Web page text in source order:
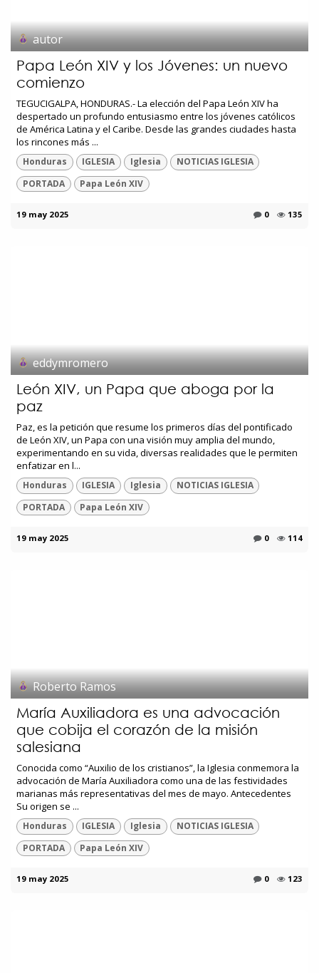
autor
Papa León XIV y los Jóvenes: un nuevo
comienzo
TEGUCIGALPA, HONDURAS.- La elección del Papa León XIV ha
despertado un profundo entusiasmo entre los jóvenes católicos
de América Latina y el Caribe. Desde las grandes ciudades hasta
los rincones más ...
Honduras IGLESIA Iglesia
NOTICIAS IGLESIA
PORTADA
Papa León XIV
19 may 2025 0 135
eddymromero
León XIV, un Papa que aboga por la
paz
Paz, es la petición que resume los primeros días del pontificado
de León XIV, un Papa con una visión muy amplia del mundo,
experimentando en su vida, diversas realidades que le permiten
enfatizar en l...
Honduras IGLESIA Iglesia
NOTICIAS IGLESIA
PORTADA
Papa León XIV
19 may 2025 0 114
Roberto Ramos
María Auxiliadora es una advocación
que cobija el corazón de la misión
salesiana
Conocida como “Auxilio de los cristianos”, la Iglesia conmemora la
advocación de María Auxiliadora como una de las festividades
marianas más representativas del mes de mayo. Antecedentes
Su origen se ...
Honduras IGLESIA Iglesia
NOTICIAS IGLESIA
PORTADA
Papa León XIV
19 may 2025 0 123